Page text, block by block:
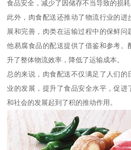
食品安全，减少了因储存不当导致的损耗
此外，肉食配送还推动了物流行业的进
展和完善，肉类在运输过程中的保鲜问
他易腐食品的配送提供了借鉴和参考。
升了整体物流效率，降低了运输成本。
总的来说，肉食配送不仅满足了人们的
业的发展，提升了食品安全水平，促进
和社会的发展起到了积的推动作用。